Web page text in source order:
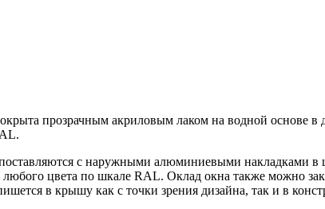
прозрачным акриловым лаком на водной основе
с наружными алюминиевыми накладками в
цвета по шкале RAL. Оклад окна также можно
в крышу как с точки зрения дизайна, так и в